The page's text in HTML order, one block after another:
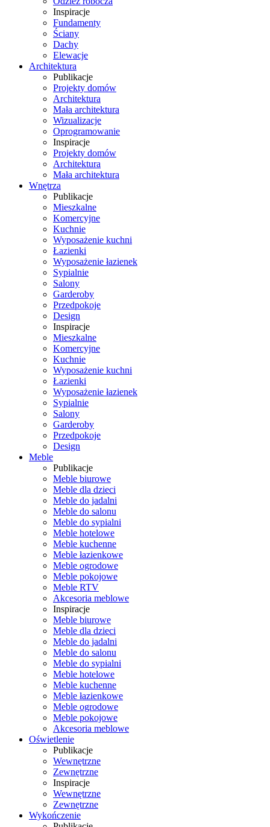
Inspiracje
Fundamenty
Ściany
Dachy
Elewacje
Architektura
Publikacje
Projekty domów
Architektura
Mała architektura
Wizualizacje
Oprogramowanie
Inspiracje
Projekty domów
Architektura
Mała architektura
Wnętrza
Publikacje
Mieszkalne
Komercyjne
Kuchnie
Wyposażenie kuchni
Łazienki
Wyposażenie łazienek
Sypialnie
Salony
Garderoby
Przedpokoje
Design
Inspiracje
Mieszkalne
Komercyjne
Kuchnie
Wyposażenie kuchni
Łazienki
Wyposażenie łazienek
Sypialnie
Salony
Garderoby
Przedpokoje
Design
Meble
Publikacje
Meble biurowe
Meble dla dzieci
Meble do jadalni
Meble do salonu
Meble do sypialni
Meble hotelowe
Meble kuchenne
Meble łazienkowe
Meble ogrodowe
Meble pokojowe
Meble RTV
Akcesoria meblowe
Inspiracje
Meble biurowe
Meble dla dzieci
Meble do jadalni
Meble do salonu
Meble do sypialni
Meble hotelowe
Meble kuchenne
Meble łazienkowe
Meble ogrodowe
Meble pokojowe
Akcesoria meblowe
Oświetlenie
Publikacje
Wewnętrzne
Zewnętrzne
Inspiracje
Wewnętrzne
Zewnętrzne
Wykończenie